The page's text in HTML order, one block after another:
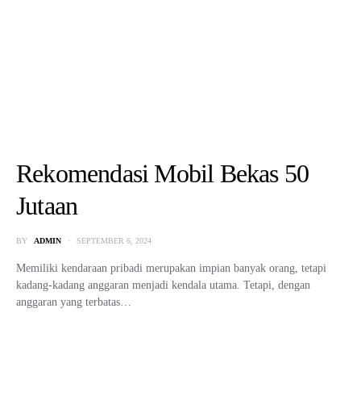
Rekomendasi Mobil Bekas 50
Jutaan
BY ADMIN SEPTEMBER 6, 2024
Memiliki kendaraan pribadi merupakan impian banyak orang, tetapi
kadang-kadang anggaran menjadi kendala utama. Tetapi, dengan
anggaran yang terbatas…